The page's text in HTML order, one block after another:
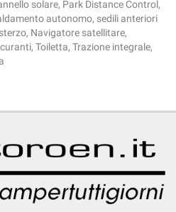
solare, Park Distance Control,
autonomo, sedili anteriori
Navigatore satellitare,
Toiletta, Trazione integrale,